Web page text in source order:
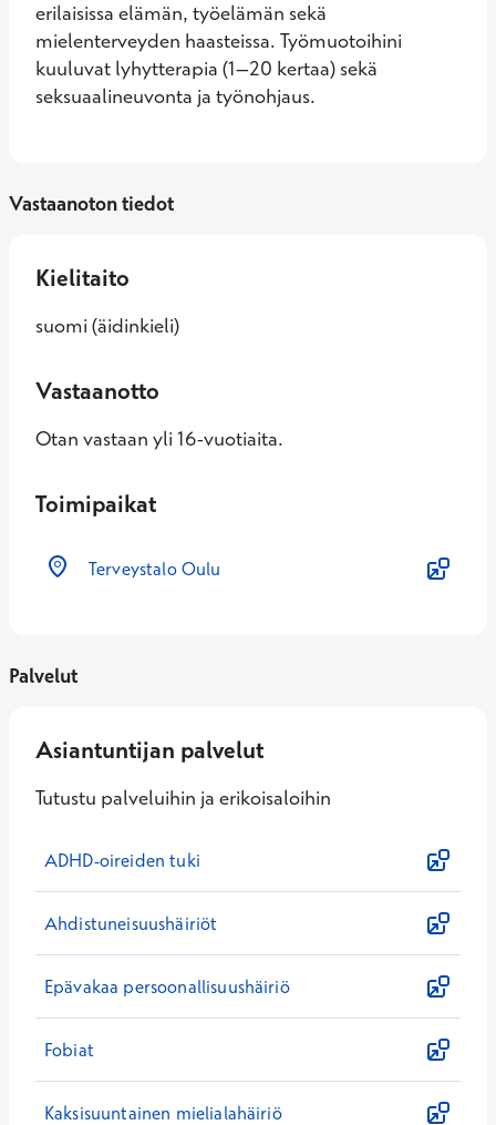
erilaisissa elämän, työelämän sekä
mielenterveyden haasteissa. Työmuotoihini
kuuluvat lyhytterapia (1–20 kertaa) sekä
seksuaalineuvonta ja työnohjaus.
Vastaanoton tiedot
Kielitaito
suomi (äidinkieli)
Vastaanotto
Otan vastaan yli 16-vuotiaita.
Toimipaikat
Terveystalo Oulu
Palvelut
Asiantuntijan palvelut
Tutustu palveluihin ja erikoisaloihin
ADHD-oireiden tuki
Ahdistuneisuushäiriöt
Epävakaa persoonallisuushäiriö
Fobiat
Kaksisuuntainen mielialahäiriö